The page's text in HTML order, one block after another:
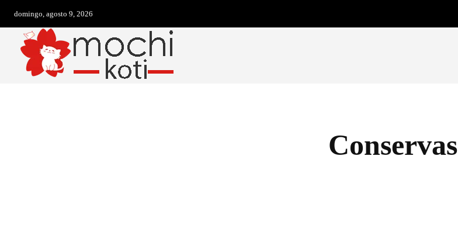
domingo, agosto 9, 2026
Conservas